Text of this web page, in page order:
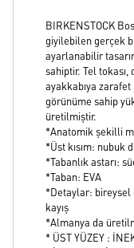
BIRKENSTOCK
giyilebilen gerçek
ayarlanabilir
sahiptir. Tel
ayakkabıya zarafet
görünüme sahip
üretilmiştir.
*Anatomik şekilli
*Üst kısım: nubuk
*Tabanlık astarı:
*Taban: EVA
*Detaylar: bireysel
kayış
*Almanya da
* ÜST YÜZEY :